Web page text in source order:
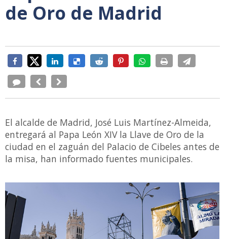
de Oro de Madrid
El alcalde de Madrid, José Luis Martínez-Almeida,
entregará al Papa León XIV la Llave de Oro de la
ciudad en el zaguán del Palacio de Cibeles antes de
la misa, han informado fuentes municipales.